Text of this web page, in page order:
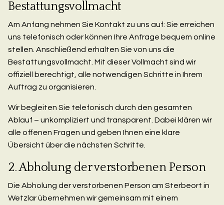
Bestattungsvollmacht
Am Anfang nehmen Sie Kontakt zu uns auf: Sie erreichen
uns telefonisch oder können Ihre Anfrage bequem online
stellen. Anschließend erhalten Sie von uns die
Bestattungsvollmacht. Mit dieser Vollmacht sind wir
offiziell berechtigt, alle notwendigen Schritte in Ihrem
Auftrag zu organisieren.
Wir begleiten Sie telefonisch durch den gesamten
Ablauf – unkompliziert und transparent. Dabei klären wir
alle offenen Fragen und geben Ihnen eine klare
Übersicht über die nächsten Schritte.
2. Abholung der verstorbenen Person
Die Abholung der verstorbenen Person am Sterbeort in
Wetzlar übernehmen wir gemeinsam mit einem